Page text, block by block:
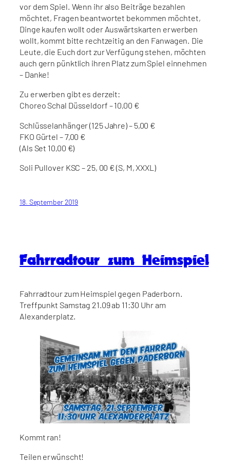
vor dem Spiel. Wenn ihr also Beiträge bezahlen
möchtet, Fragen beantwortet bekommen möchtet,
Dinge kaufen wollt oder Auswärtskarten erwerben
wollt, kommt bitte rechtzeitig an den Fanwagen. Die
Leute, die Euch dort zur Verfügung stehen, möchten
auch gern pünktlich ihren Platz zum Spiel einnehmen
– Danke!
Zu erwerben gibt es derzeit:
Choreo Schal Düsseldorf – 10,00 €
Schlüsselanhänger (125 Jahre) – 5,00 €
FKO Gürtel – 7,00 €
(Als Set 10,00 €)
Soli Pullover KSC – 25, 00 € (S, M, XXXL)
18. September 2019
Fahrradtour zum Heimspiel
Fahrradtour zum Heimspiel gegen Paderborn.
Treffpunkt Samstag 21.09 ab 11:30 Uhr am
Alexanderplatz.
Kommt ran!
Teilen erwünscht!